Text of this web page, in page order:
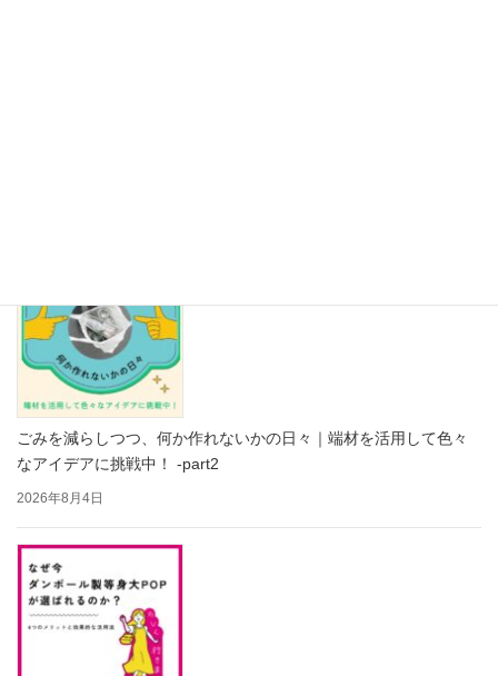
ごみを減らしつつ、何か作れないかの日々｜端材を活用して色々
なアイデアに挑戦中！ -part2
2026年8月4日